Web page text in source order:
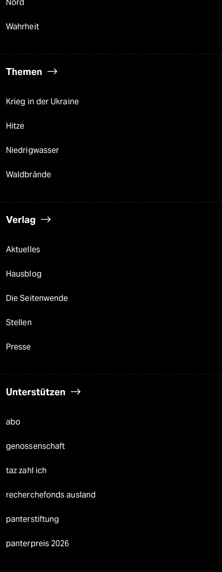
Nord
Wahrheit
Themen
Krieg in der Ukraine
Hitze
Niedrigwasser
Waldbrände
Verlag
Aktuelles
Hausblog
Die Seitenwende
Stellen
Presse
Unterstützen
abo
genossenschaft
taz zahl ich
recherchefonds ausland
panterstiftung
panterpreis 2026